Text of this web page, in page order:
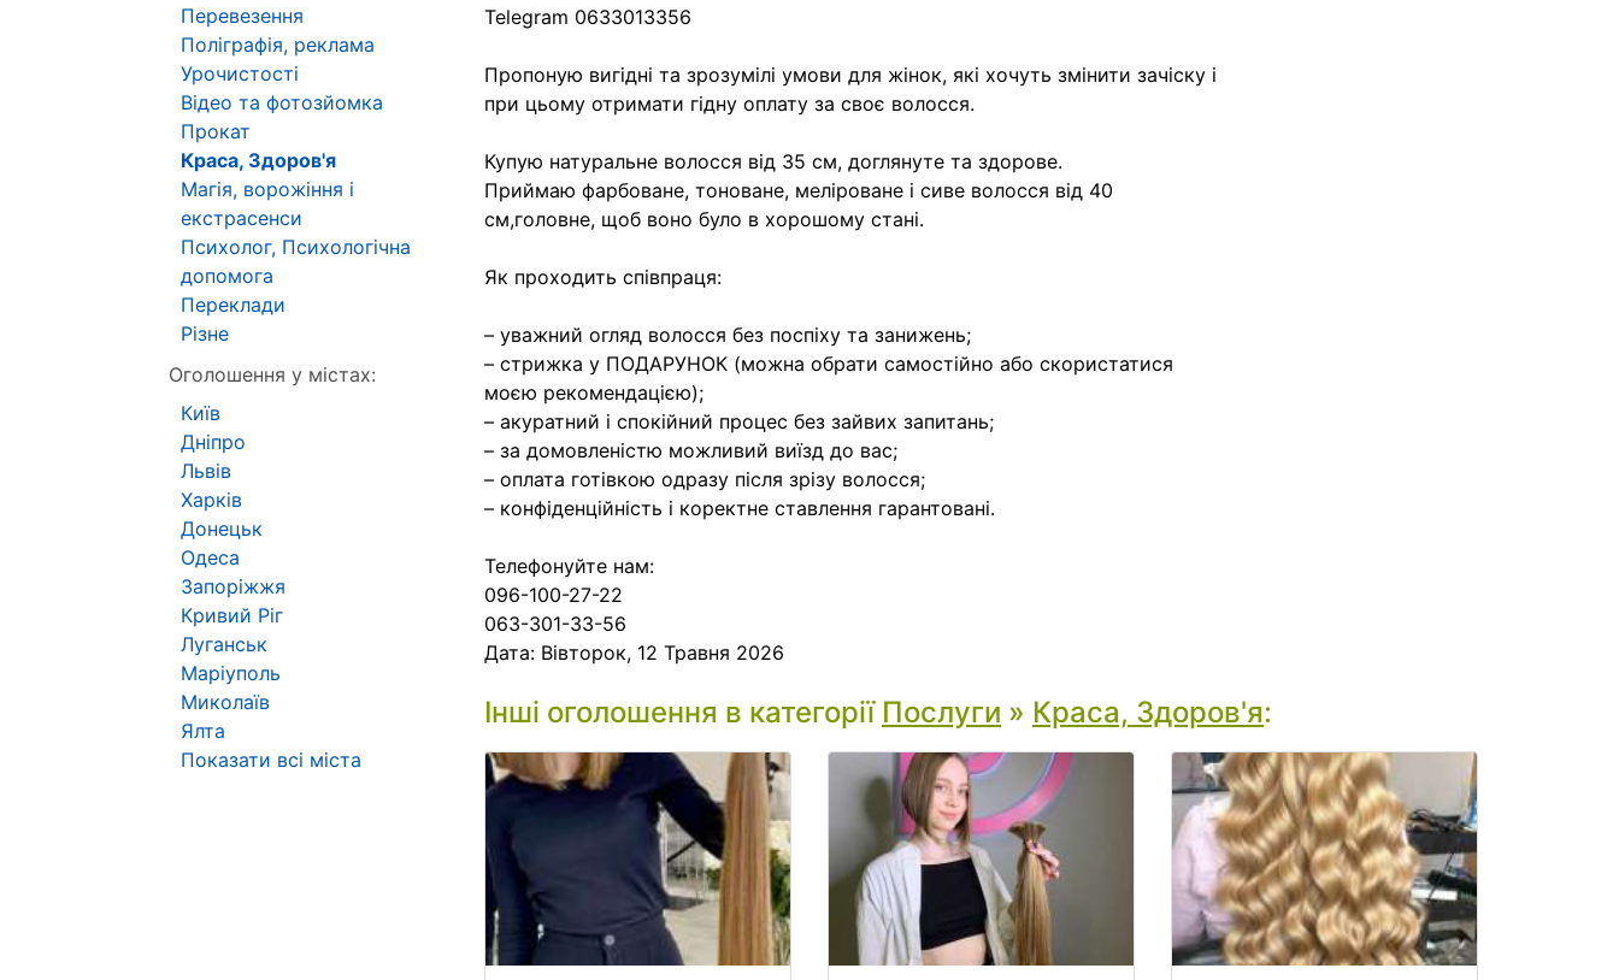
Telegram 0633013356
Пропоную вигідні та зрозумілі умови для жінок, які хочуть змінити зачіску і
при цьому отримати гідну оплату за своє волосся.
Купую натуральне волосся від 35 см, доглянуте та здорове.
Приймаю фарбоване, тоноване, меліроване і сиве волосся від 40
см,головне, щоб воно було в хорошому стані.
Як проходить співпраця:
– уважний огляд волосся без поспіху та занижень;
– стрижка у ПОДАРУНОК (можна обрати самостійно або скористатися
моєю рекомендацією);
– акуратний і спокійний процес без зайвих запитань;
– за домовленістю можливий виїзд до вас;
– оплата готівкою одразу після зрізу волосся;
– конфіденційність і коректне ставлення гарантовані.
Телефонуйте нам:
096-100-27-22
063-301-33-56
Дата: Вівторок, 12 Травня 2026
Інші оголошення в категорії Послуги » Краса, Здоров'я:
Перевезення
Поліграфія, реклама
Урочистості
Відео та фотозйомка
Прокат
Краса, Здоров'я
Магія, ворожіння і
екстрасенси
Психолог, Психологічна
допомога
Переклади
Різне
Оголошення у містах:
Київ
Дніпро
Львів
Харків
Донецьк
Одеса
Запоріжжя
Кривий Ріг
Луганськ
Маріуполь
Миколаїв
Ялта
Показати всі міста